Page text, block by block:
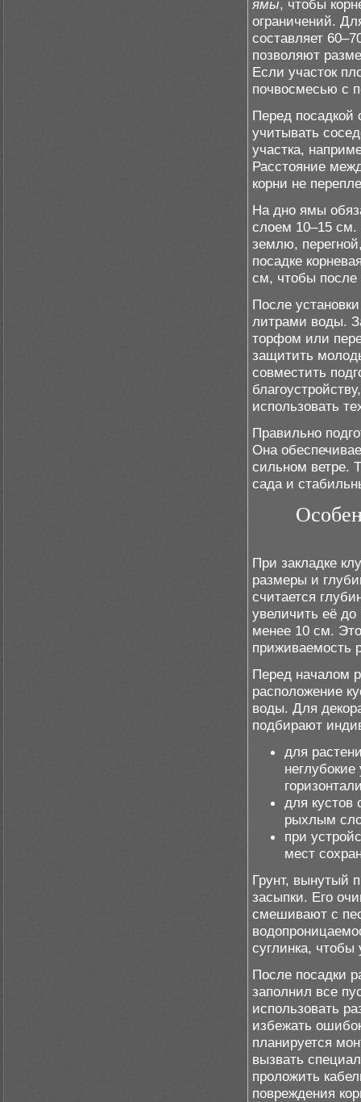
ямы, чтобы
ограничений.
составляет
позволяют
Если участок
почвосмесью с
Перед посадкой
учитывать
участка,
Расстояние
корни не
На дно ямы
слоем 10–15
землю,
посадке
см, чтобы после
После
литрами воды.
торфом или
защитить
совместить
использовать
Правильно
Она
сильном ветре.
сада и
При закладке
размеры и
считается
увеличить её
менее 10 см.
приживаемость
Перед началом
расположение
воды. Для
подбирают
для
для
рыхлым
при
мест
Грунт, вынутый
засыпки. Его
смешивают с
суглинка, чтобы
После посадки
заполнил все
использовать
избежать
планируется
вызвать
проложить
повреждения